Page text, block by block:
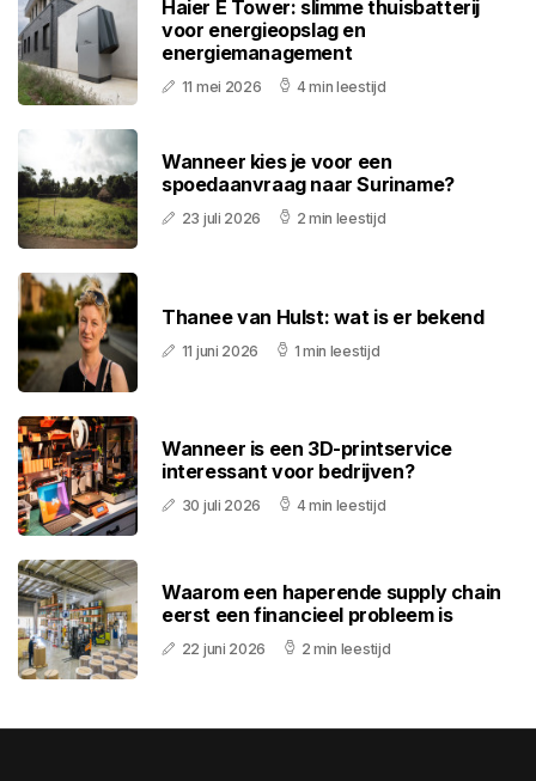
Haier E Tower: slimme thuisbatterij
voor energieopslag en
energiemanagement
11 mei 2026 4 min leestijd
Wanneer kies je voor een
spoedaanvraag naar Suriname?
23 juli 2026 2 min leestijd
Thanee van Hulst: wat is er bekend
11 juni 2026 1 min leestijd
Wanneer is een 3D-printservice
interessant voor bedrijven?
30 juli 2026 4 min leestijd
Waarom een haperende supply chain
eerst een financieel probleem is
22 juni 2026 2 min leestijd